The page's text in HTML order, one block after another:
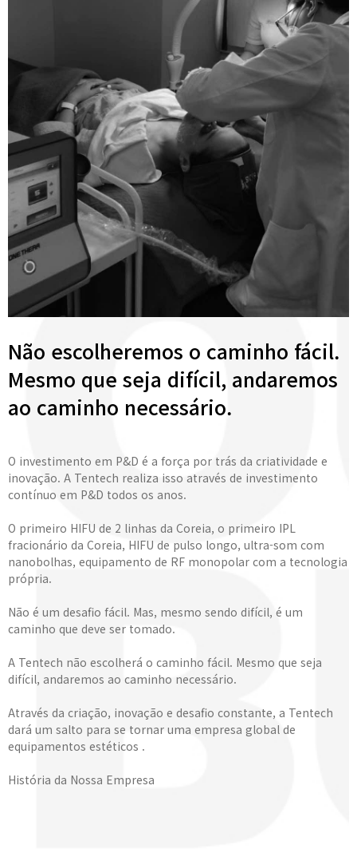
Não escolheremos o caminho fácil.
Mesmo que seja difícil, andaremos
ao caminho necessário.
O investimento em P&D é a força por trás da criatividade e
inovação. A Tentech realiza isso através de investimento
contínuo em P&D todos os anos.
O primeiro HIFU de 2 linhas da Coreia, o primeiro IPL
fracionário da Coreia, HIFU de pulso longo, ultra-som com
nanobolhas, equipamento de RF monopolar com a tecnologia
própria.
Não é um desafio fácil. Mas, mesmo sendo difícil, é um
caminho que deve ser tomado.
A Tentech não escolherá o caminho fácil. Mesmo que seja
difícil, andaremos ao caminho necessário.
Através da criação, inovação e desafio constante, a Tentech
dará um salto para se tornar uma empresa global de
equipamentos estéticos .
História da Nossa Empresa